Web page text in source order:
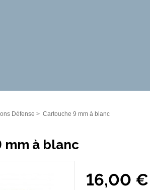
Défense > Cartouche 9 mm à blanc
mm à blanc
16,00 €